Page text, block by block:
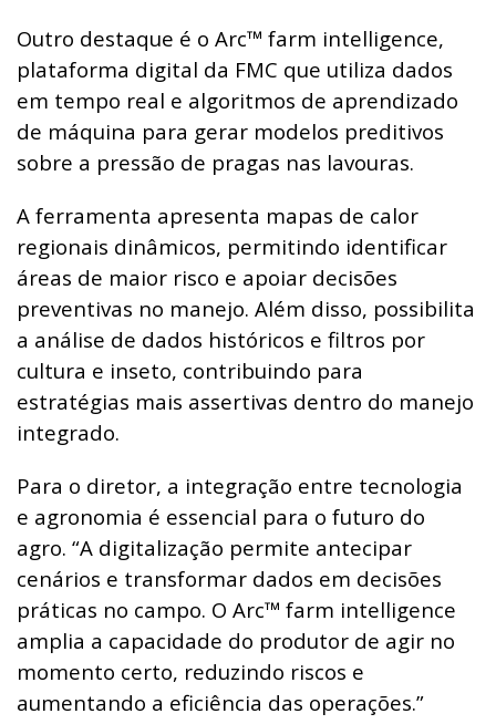
Outro destaque é o Arc™ farm intelligence,
plataforma digital da FMC que utiliza dados
em tempo real e algoritmos de aprendizado
de máquina para gerar modelos preditivos
sobre a pressão de pragas nas lavouras.
A ferramenta apresenta mapas de calor
regionais dinâmicos, permitindo identificar
áreas de maior risco e apoiar decisões
preventivas no manejo. Além disso, possibilita
a análise de dados históricos e filtros por
cultura e inseto, contribuindo para
estratégias mais assertivas dentro do manejo
integrado.
Para o diretor, a integração entre tecnologia
e agronomia é essencial para o futuro do
agro. “A digitalização permite antecipar
cenários e transformar dados em decisões
práticas no campo. O Arc™ farm intelligence
amplia a capacidade do produtor de agir no
momento certo, reduzindo riscos e
aumentando a eficiência das operações.”